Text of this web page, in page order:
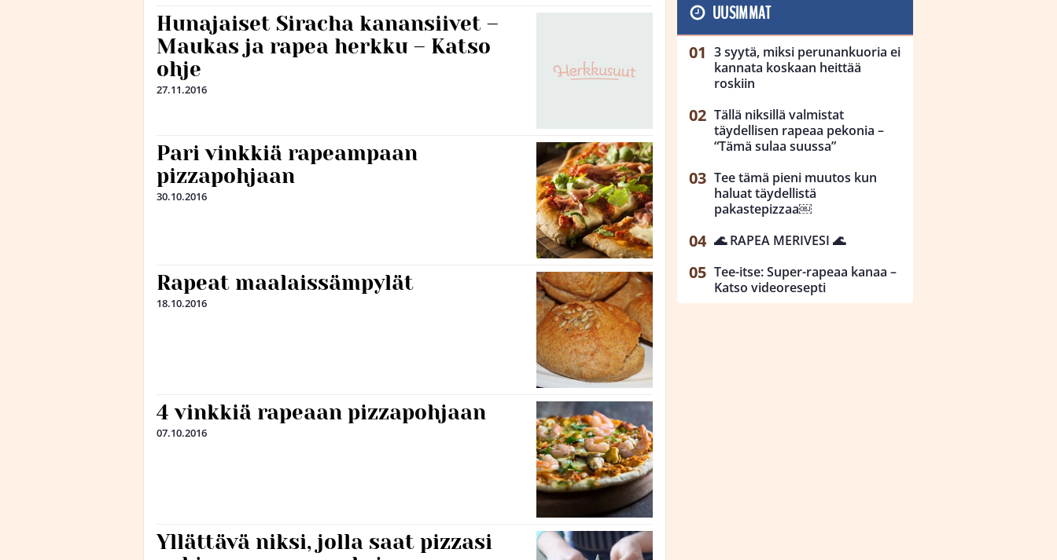
Hunajaiset Siracha kanansiivet –
Maukas ja rapea herkku – Katso
ohje
27.11.2016
Pari vinkkiä rapeampaan
pizzapohjaan
30.10.2016
Rapeat maalaissämpylät
18.10.2016
4 vinkkiä rapeaan pizzapohjaan
07.10.2016
Yllättävä niksi, jolla saat pizzasi
UUSIMMAT
3 syytä, miksi perunankuoria ei
kannata koskaan heittää
roskiin
Tällä niksillä valmistat
täydellisen rapeaa pekonia –
“Tämä sulaa suussa”
Tee tämä pieni muutos kun
haluat täydellistä
pakastepizzaa￼
🌊 RAPEA MERIVESI 🌊
Tee-itse: Super-rapeaa kanaa –
Katso videoresepti